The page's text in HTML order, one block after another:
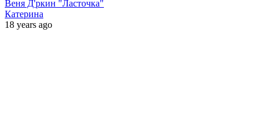
Веня Д'ркин "Ласточка"
Катерина
18 years ago